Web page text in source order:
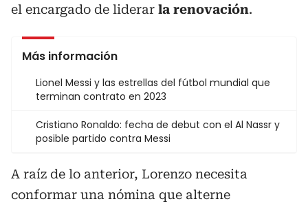
el encargado de liderar la renovación.
Más información
Lionel Messi y las estrellas del fútbol mundial que
terminan contrato en 2023
Cristiano Ronaldo: fecha de debut con el Al Nassr y
posible partido contra Messi
A raíz de lo anterior, Lorenzo necesita
conformar una nómina que alterne